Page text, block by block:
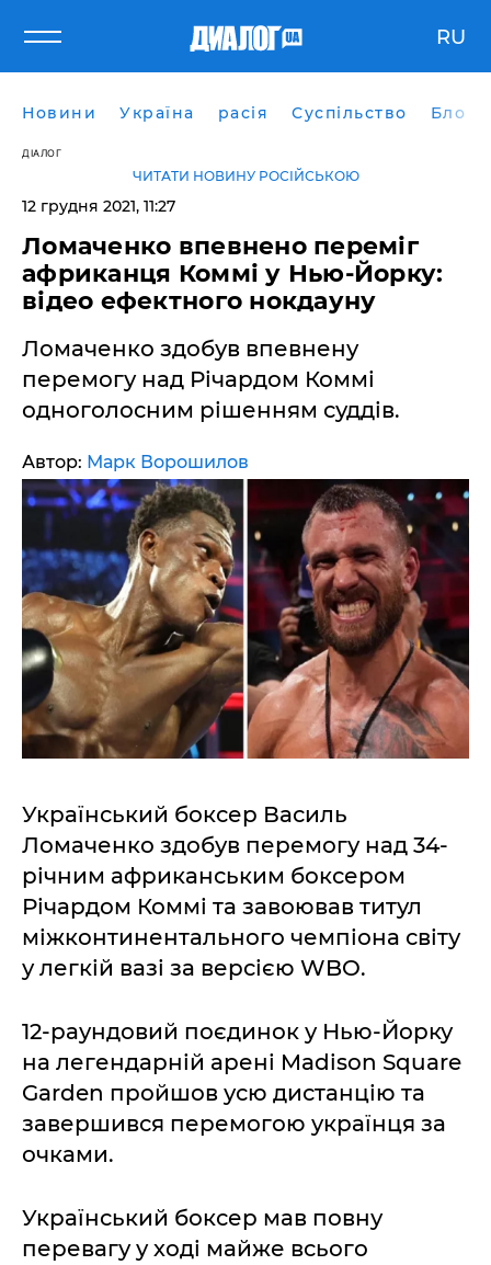
RU
Новини Україна расія Суспільство Блоги
ДІАЛОГ
ЧИТАТИ НОВИНУ РОСІЙСЬКОЮ
12 грудня 2021, 11:27
Ломаченко впевнено переміг
африканця Коммі у Нью-Йорку:
відео ефектного нокдауну
Ломаченко здобув впевнену
перемогу над Річардом Коммі
одноголосним рішенням суддів.
Автор: Марк Ворошилов
Український боксер Василь
Ломаченко здобув перемогу над 34-
річним африканським боксером
Річардом Коммі та завоював титул
міжконтинентального чемпіона світу
у легкій вазі за версією WBO.
12-раундовий поєдинок у Нью-Йорку
на легендарній арені Madison Square
Garden пройшов усю дистанцію та
завершився перемогою українця за
очками.
Український боксер мав повну
перевагу у ході майже всього